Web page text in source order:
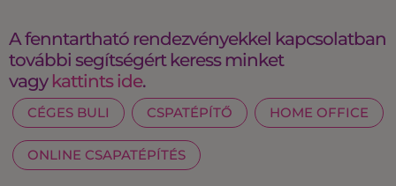
A fenntartható rendezvényekkel kapcsolatban
további segítségért keress minket
vagy kattints ide.
CÉGES BULI CSPATÉPÍTŐ HOME OFFICE
ONLINE CSAPATÉPÍTÉS